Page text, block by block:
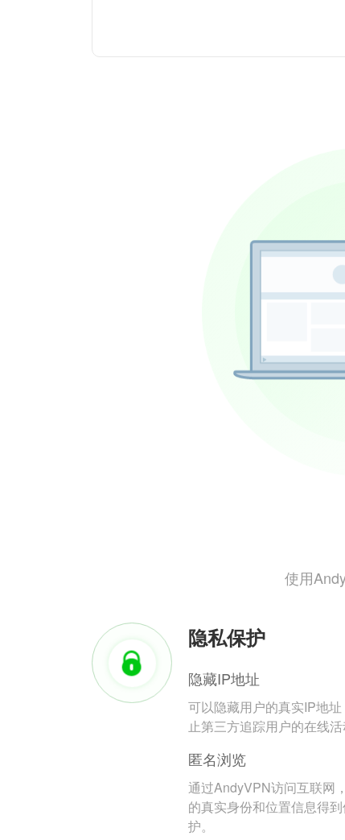
使用
隐私保护
隐藏IP地址
可以隐藏用户的真实IP地
止第三方追踪用户的在线活
匿名浏览
通过AndyVPN访问互联网
的真实身份和位置信息得
护。